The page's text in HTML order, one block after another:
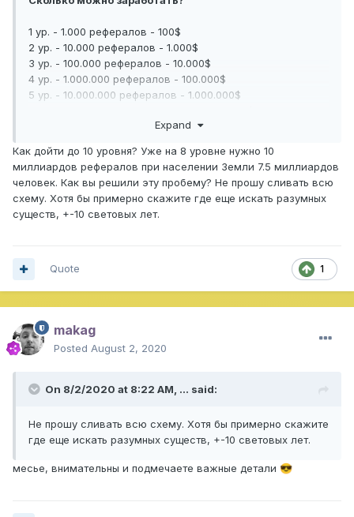
1 ур. - 1.000 рефералов - 100$
2 ур. - 10.000 рефералов - 1.000$
3 ур. - 100.000 рефералов - 10.000$
4 ур. - 1.000.000 рефералов - 100.000$
5 ур. - 10.000.000 рефералов - 1.000.000$
И так до 10 уровня с умножением в 10 раз.
Expand
Как дойти до 10 уровня? Уже на 8 уровне нужно 10
миллиардов рефералов при населении Земли 7.5 миллиардов
человек. Как вы решили эту пробему? Не прошу сливать всю
схему. Хотя бы примерно скажите где еще искать разумных
существ, +-10 световых лет.
1
Quote
makag
Posted August 2, 2020
On 8/2/2020 at 8:22 AM, ... said:
Не прошу сливать всю схему. Хотя бы примерно скажите
где еще искать разумных существ, +-10 световых лет.
месье, внимательны и подмечаете важные детали 😎